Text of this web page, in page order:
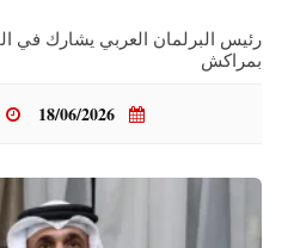
رئيس البرلمان العربي يشارك في
بمراكش